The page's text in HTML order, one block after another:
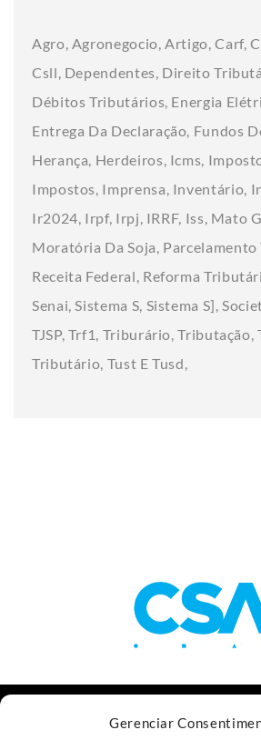
Gerenciar
Agro Agronegocio Artigo Carf
Csll Dependentes Direito
Débitos Tributários Energia
Entrega Da Declaração Fundos
Herança Herdeiros Icms
Impostos Imprensa Inventário
Ir2024 Irpf Irpj IRRF Iss Mato
Moratória Da Soja
Receita Federal Reforma
Senai Sistema S Sistema S]
TJSP Trf1 Triburário Tributação
Tributário Tust E Tusd